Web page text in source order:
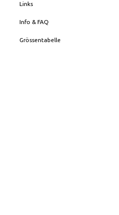
Links
Info & FAQ
Grössentabelle